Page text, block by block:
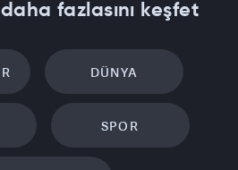
fazlasını keşfet
DÜNYA
SPOR